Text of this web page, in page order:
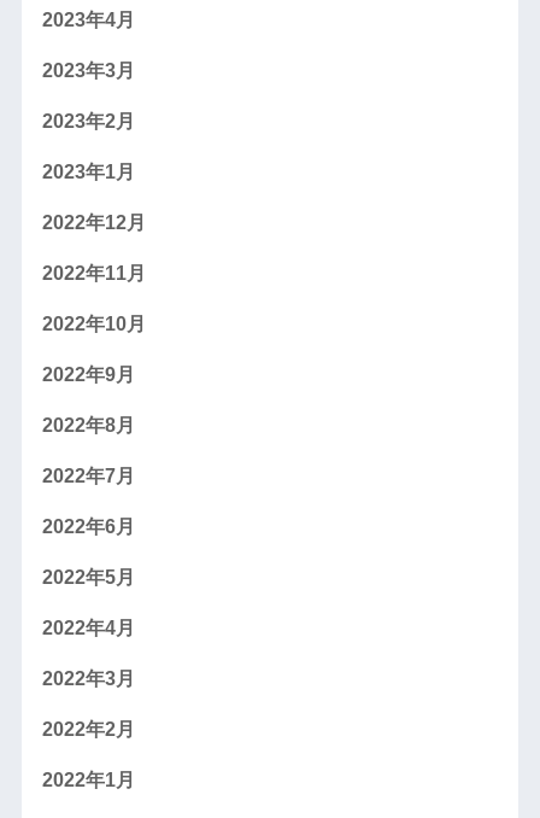
2023年4月
2023年3月
2023年2月
2023年1月
2022年12月
2022年11月
2022年10月
2022年9月
2022年8月
2022年7月
2022年6月
2022年5月
2022年4月
2022年3月
2022年2月
2022年1月